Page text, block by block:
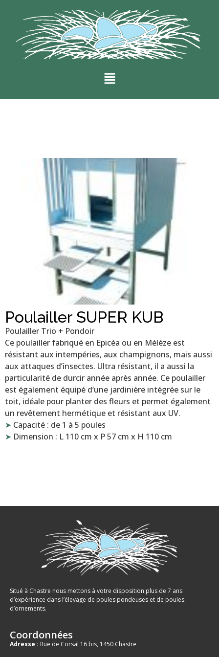
Poulailler SUPER KUB
Poulailler Trio + Pondoir
Ce poulailler fabriqué en Epicéa ou en Mélèze est
résistant aux intempéries, aux champignons, mais aussi
aux attaques d’insectes. Ultra résistant, il a aussi la
particularité de durcir année après année. Ce poulailler
est également équipé d’une jardinière intégrée sur le
toit, idéale pour planter des fleurs et permet également
un revêtement hermétique et résistant aux UV.
➤ Capacité : de 1 à 5 poules
➤ Dimension : L 110 cm x P 57 cm x H 110 cm
Situé à Chastre nous mettons à votre disposition plus de 7 ans
d’expérience dans l’élevage de poules pondeuses et de poules
d’ornements.
Coordonnées
Adresse : Rue de Corsal 16 bis, 1450 Chastre